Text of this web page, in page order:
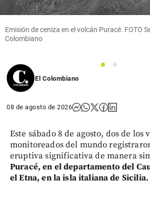
Emisión de ceniza en el volcán Puracé. FOTO
Colombiano
1
2
El Colombiano
08 de agosto de 2026
Este sábado 8 de agosto, dos de los
monitoreados del mundo
eruptiva significativa de manera
Puracé, en el departamento del
el Etna, en la isla italiana de Sicilia.